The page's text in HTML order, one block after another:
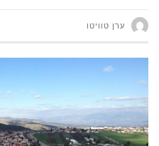
ערן טוויטו